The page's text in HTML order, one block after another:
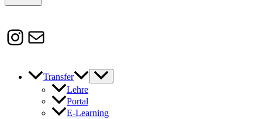
Instagram
Susanne.Boerner@zaw.uni-
heidelberg.de
Transfer
Lehre
Portal
E-Learning